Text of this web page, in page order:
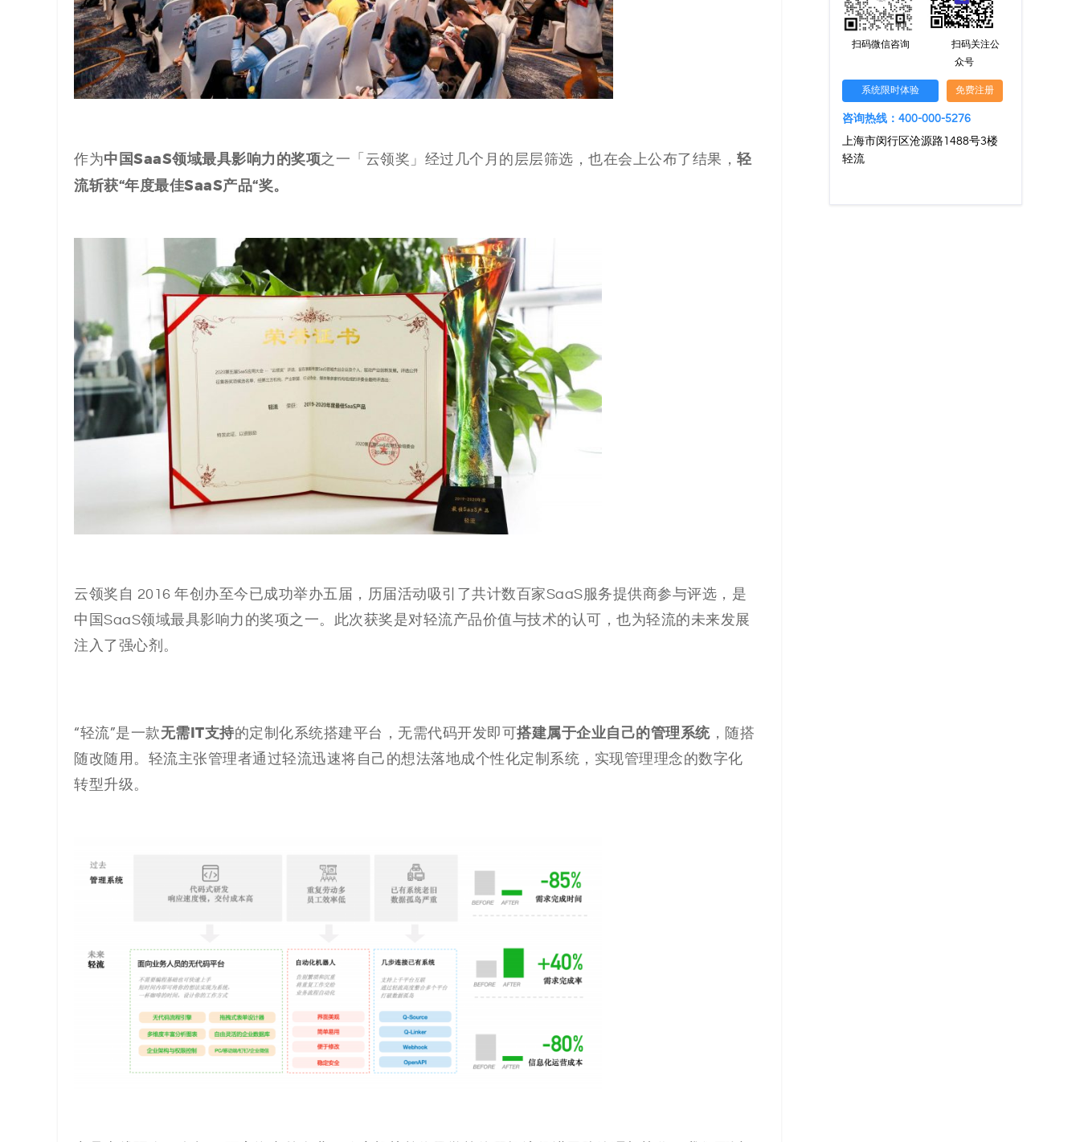
作为中国SaaS领域最具影响力的奖项之一「云领奖」经过几个月的层层筛选，也在会上公布了结果， 轻
流斩获“年度最佳SaaS产品“奖。
云领奖自 2016 年创办至今已成功举办五 届，历届活动吸引了共计数百家SaaS服务提供商参与评选，是
中国SaaS领域最具影响力的奖项之一。 此次获奖是对轻流产品价值与技术的认可，也为轻流的未来发展
注入了强心剂。
“轻流”是⼀款⽆需IT⽀持的定制化系统搭建平台，无需代码开发即可搭建属于企业自己的管理系统，随搭
随改随用。轻流主张管理者通过轻流迅速将自己的想法落地成个性化定制系统，实现管理理念的数字化
转型升级。
扫码微信咨询
扫码关注公
众号
系统限时体验 免费注册
咨询热线：400-000-5276
上海市闵行区沧源路1488号3楼
轻流